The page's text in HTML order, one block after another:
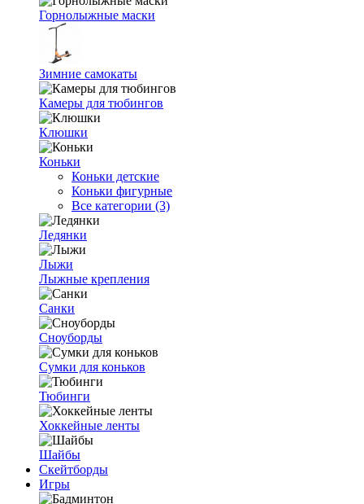
Горнолыжные маски
Зимние самокаты
Камеры для тюбингов
Клюшки
Коньки
Коньки детские
Коньки фигурные
Все категории (3)
Ледянки
Лыжи
Лыжные крепления
Санки
Сноуборды
Сумки для коньков
Тюбинги
Хоккейные ленты
Шайбы
Скейтборды
Игры